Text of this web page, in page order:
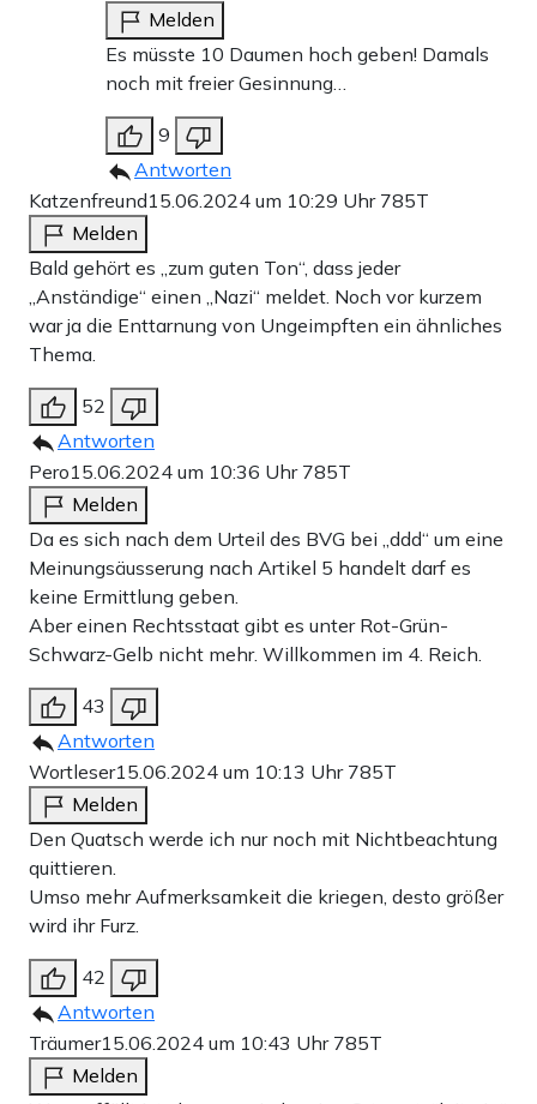
Melden
Es müsste 10 Daumen hoch geben! Damals
noch mit freier Gesinnung…
9
Antworten
Katzenfreund15.06.2024 um 10:29 Uhr 785T
Melden
Bald gehört es „zum guten Ton“, dass jeder
„Anständige“ einen „Nazi“ meldet. Noch vor kurzem
war ja die Enttarnung von Ungeimpften ein ähnliches
Thema.
52
Antworten
Pero15.06.2024 um 10:36 Uhr 785T
Melden
Da es sich nach dem Urteil des BVG bei „ddd“ um eine
Meinungsäusserung nach Artikel 5 handelt darf es
keine Ermittlung geben.
Aber einen Rechtsstaat gibt es unter Rot-Grün-
Schwarz-Gelb nicht mehr. Willkommen im 4. Reich.
43
Antworten
Wortleser15.06.2024 um 10:13 Uhr 785T
Melden
Den Quatsch werde ich nur noch mit Nichtbeachtung
quittieren.
Umso mehr Aufmerksamkeit die kriegen, desto größer
wird ihr Furz.
42
Antworten
Träumer15.06.2024 um 10:43 Uhr 785T
Melden